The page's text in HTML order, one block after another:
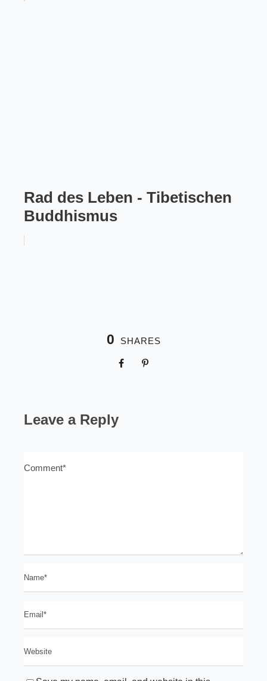
Rad des Leben - Tibetischen
Buddhismus
0 SHARES
Leave a Reply